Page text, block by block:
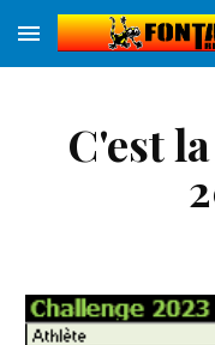
Skip to main content
C'est